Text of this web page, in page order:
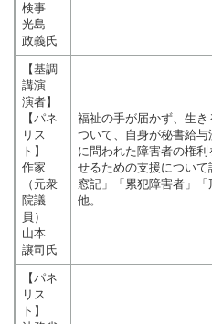
検事
光島
政義氏
【基調
講演
演者】
【パネ
リス
ト】
作家
（元衆
院議
員）
山本
譲司氏
福祉の手が届かず、生
ついて、自身が秘書給
に問われた障害者の権
せるための支援につい
窓記」「累犯障害者」「
他。
【パネ
リス
ト】